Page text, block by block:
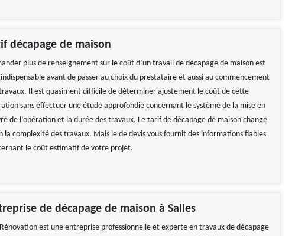
décapage de maison
plus de renseignement sur le coût d’un travail de décapage de maison est
avant de passer au choix du prestataire et aussi au commencement
Il est quasiment difficile de déterminer ajustement le coût de cette
sans effectuer une étude approfondie concernant le système de la mise en
de l’opération et la durée des travaux. Le tarif de décapage de maison change
la complexité des travaux. Mais le de devis vous fournit des informations fiables
le coût estimatif de votre projet.
de décapage de maison à Salles
est une entreprise professionnelle et experte en travaux de décapage